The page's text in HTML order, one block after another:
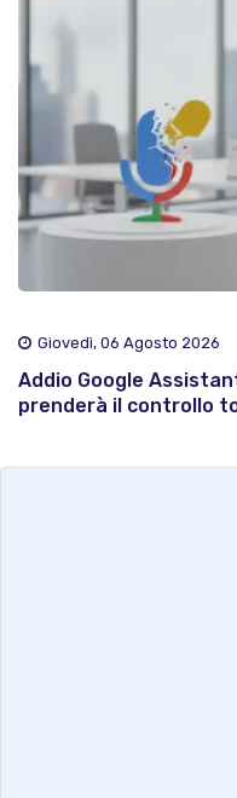
Giovedì, 06 Agosto 2026
Addio Google
prenderà il controllo